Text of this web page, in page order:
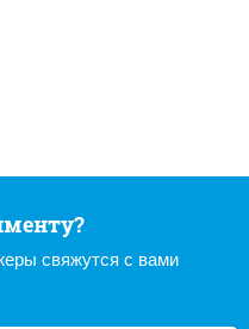
свяжутся с вами